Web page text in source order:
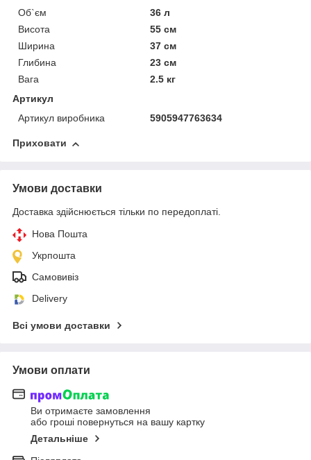
Об`єм
36 л
Висота
55 см
Ширина
37 см
Глибина
23 см
Вага
2.5 кг
Артикул
Артикул виробника
5905947763634
Приховати
Умови доставки
Доставка здійснюється тільки по передоплаті.
Нова Пошта
Укрпошта
Самовивіз
Delivery
Всі умови доставки
Умови оплати
Ви отримаєте замовлення
або гроші повернуться на вашу картку
Детальніше